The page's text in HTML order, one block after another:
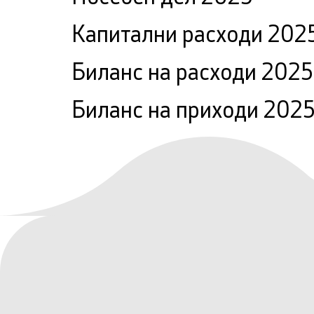
Капитални расходи
Биланс на расходи 2025
Биланс на приходи 2025